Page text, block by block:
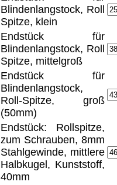
Blindenlangstock, Roll
Spitze, klein
Endstück für
Blindenlangstock, Roll
Spitze, mittelgroß
Endstück für
Blindenlangstock,
Roll-Spitze, groß
(50mm)
Endstück: Rollspitze,
zum Schrauben, 8mm
Stahlgewinde, mittlere
Halbkugel, Kunststoff,
40mm